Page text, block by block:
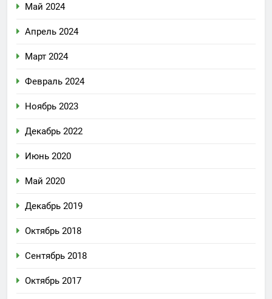
Май 2024
Апрель 2024
Март 2024
Февраль 2024
Ноябрь 2023
Декабрь 2022
Июнь 2020
Май 2020
Декабрь 2019
Октябрь 2018
Сентябрь 2018
Октябрь 2017